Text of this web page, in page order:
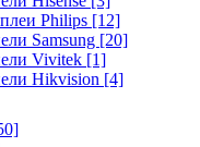
Philips [12]
Samsung [20]
Vivitek [1]
Hikvision [4]